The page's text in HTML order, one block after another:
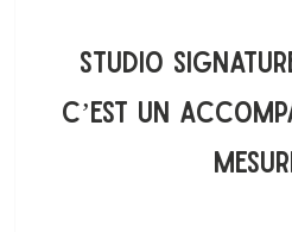
Studio
c’est un